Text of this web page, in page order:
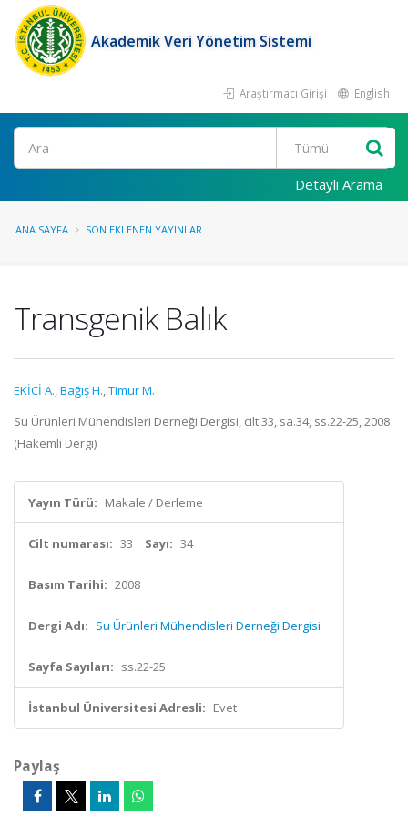
Akademik Veri Yönetim Sistemi
Araştırmacı Girişi English
Ara
Detaylı Arama
ANA SAYFA SON EKLENEN YAYINLAR
Transgenik Balık
EKİCİ A.,Bağış H.,Timur M.
Su Ürünleri Mühendisleri Derneği Dergisi, cilt.33, sa.34, ss.22-25, 2008
(Hakemli Dergi)
Yayın Türü: Makale / Derleme
Cilt numarası: 33 Sayı: 34
Basım Tarihi: 2008
Dergi Adı: Su Ürünleri Mühendisleri Derneği Dergisi
Sayfa Sayıları: ss.22-25
İstanbul Üniversitesi Adresli: Evet
Paylaş